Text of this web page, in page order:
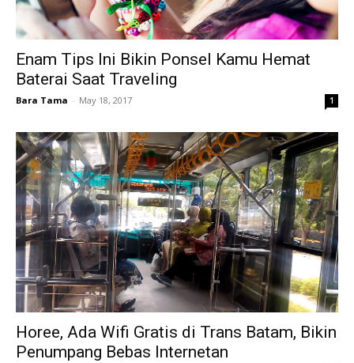
Enam Tips Ini Bikin Ponsel Kamu Hemat
Baterai Saat Traveling
Bara Tama - May 18, 2017 1
Horee, Ada Wifi Gratis di Trans Batam, Bikin
Penumpang Bebas Internetan